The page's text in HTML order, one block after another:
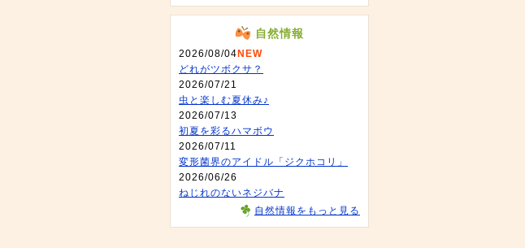
自然情報
2026/08/04 NEW
どれがツボクサ？
2026/07/21
虫と楽しむ夏休み♪
2026/07/13
初夏を彩るハマボウ
2026/07/11
変形菌界のアイドル「ジクホコリ」
2026/06/26
ねじれのないネジバナ
自然情報をもっと見る